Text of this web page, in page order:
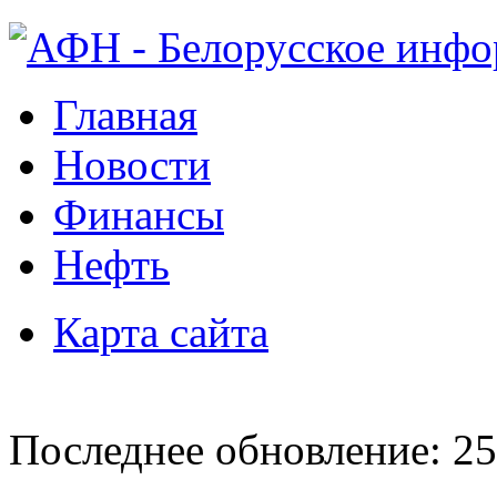
Главная
Новости
Финансы
Нефть
Карта сайта
Последнее обновление: